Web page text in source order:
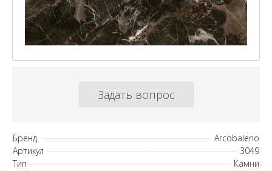
Задать вопрос
Бренд
Arcobaleno
Артикул
3049
Тип
Камни